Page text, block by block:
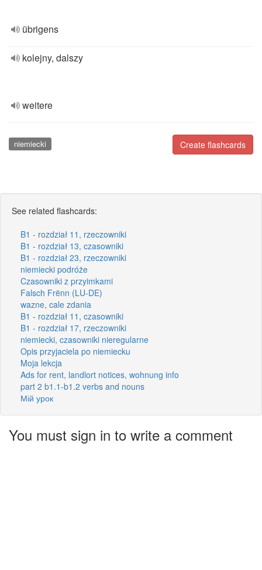
übrigens
kolejny, dalszy
weitere
Create flashcards
niemiecki
See related flashcards:
B1 - rozdział 11, rzeczowniki
B1 - rozdział 13, czasowniki
B1 - rozdział 23, rzeczowniki
niemiecki podróże
Czasowniki z przyimkami
Falsch Frënn (LU-DE)
wazne, cale zdania
B1 - rozdział 11, czasowniki
B1 - rozdział 17, rzeczowniki
niemiecki, czasowniki nieregularne
Opis przyjaciela po niemiecku
Moja lekcja
Ads for rent, landlort notices, wohnung info
part 2 b1.1-b1.2 verbs and nouns
Мій урок
You must sign in to write a comment